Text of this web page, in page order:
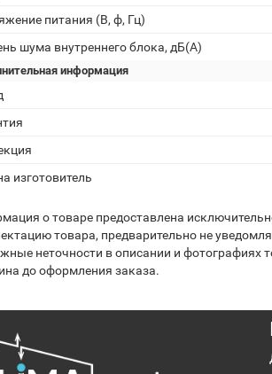
питания (В, ф, Гц)
шума внутреннего блока, дБ(А)
информация
изготовитель
о товаре предоставлена
товара, предварительно не
неточности в описании и фотографиях
до оформления заказа.